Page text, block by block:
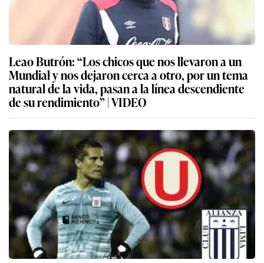
Leao Butrón: “Los chicos que nos llevaron a un
Mundial y nos dejaron cerca a otro, por un tema
natural de la vida, pasan a la línea descendiente
de su rendimiento” | VIDEO